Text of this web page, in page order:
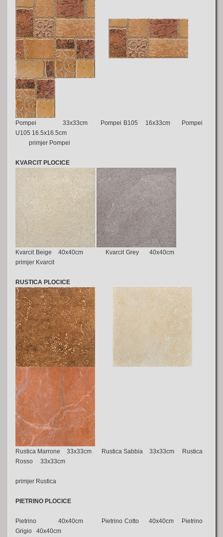
Pompei 33x33cm Pompei B105 16x33cm Pompei
U105 16.5x16.5cm
primjer Pompei
KVARCIT PLOCICE
Kvarcit Beige 40x40cm
Kvarcit Grey 40x40cm
primjer Kvarcit
RUSTICA PLOCICE
Rustica Marrone 33x33cm Rustica Sabbia 33x33cm Rustica
Rosso 33x33cm
primjer Rustica
PIETRINO PLOCICE
Pietrino 40x40cm
Pietrino Cotto 40x40cm Pietrino
Grigio 40x40cm